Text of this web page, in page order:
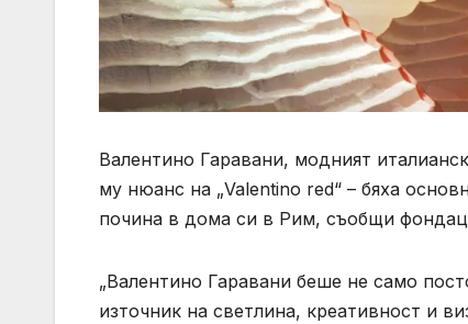
Валентино Гаравани, модният
му нюанс на „Valentino red“ – бяха
почина в дома си в Рим, съобщи
„Валентино Гаравани беше не само
източник на светлина, креативност и